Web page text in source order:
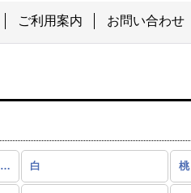
ご利用案内 お問い合わせ
讃蚕釜糸（日本刺繡糸） (全商品) 白 桃